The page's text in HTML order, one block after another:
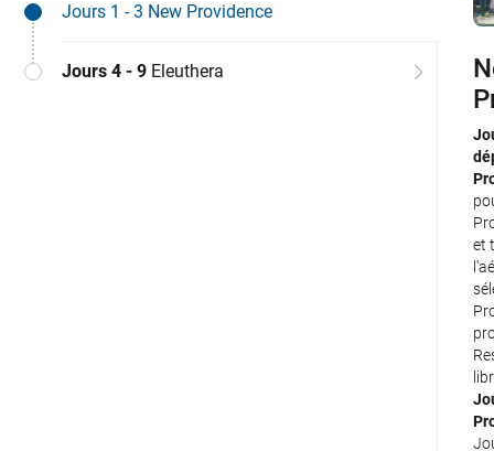
Jours 1 - 3 New Providence
Jours 4 - 9 Eleuthera
et
et